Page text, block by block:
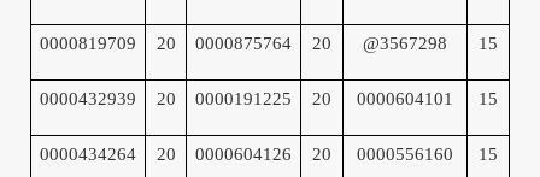
0000819709 20 0000875764 20 @3567298 15
0000432939 20 0000191225 20 0000604101 15
0000434264 20 0000604126 20 0000556160 15